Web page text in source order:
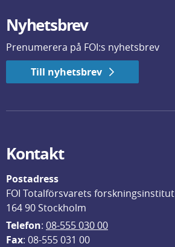
Nyhetsbrev
Prenumerera på FOI:s nyhetsbrev
Till nyhetsbrev
Kontakt
Postadress
FOI Totalförsvarets forskningsinstitut
164 90 Stockholm
Telefon: 08-555 030 00
Fax: 08-555 031 00